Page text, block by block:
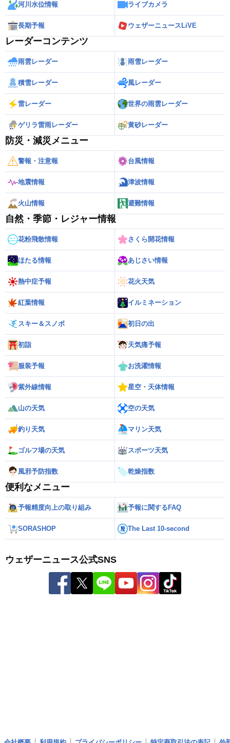
河川水位情報 ライブカメラ
長期予報 ウェザーニュースLiVE
レーダーコンテンツ
雨雲レーダー 雨雪レーダー
積雪レーダー 風レーダー
雷レーダー 世界の雨雲レーダー
ゲリラ雷雨レーダー 黄砂レーダー
防災・減災メニュー
警報・注意報 台風情報
地震情報 津波情報
火山情報 避難情報
自然・季節・レジャー情報
花粉飛散情報 さくら開花情報
ほたる情報 あじさい情報
熱中症予報 花火天気
紅葉情報 イルミネーション
スキー＆スノボ 初日の出
初詣 天気痛予報
服装予報 お洗濯情報
紫外線情報 星空・天体情報
山の天気 空の天気
釣り天気 マリン天気
ゴルフ場の天気 スポーツ天気
風邪予防指数 乾燥指数
便利なメニュー
予報精度向上の取り組み 予報に関するFAQ
SORASHOP The Last 10-second
ウェザーニュース公式SNS